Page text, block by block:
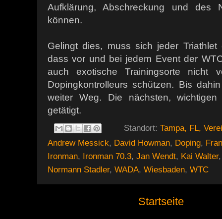
Aufklärung, Abschreckung und des
können.
Gelingt dies, muss sich jeder
dass vor und bei jedem Event der
auch exotische Trainingsorte nicht
Dopingkontrolleurs schützen. Bis
weiter Weg. Die nächsten,
getätigt.
Standort: Tampa, FL,
Andrew Messick, David Howman, Doping,
Ironman, Ironman 70.3, Jan Wendt, Kai Walter
Normann Stadler, WADA, Wiesbaden, WTC
Startseite